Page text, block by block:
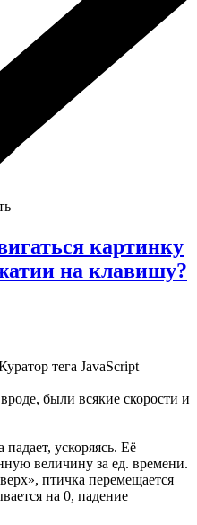
картинку
на клавишу?
тега JavaScript
были всякие скорости и
ускоряясь. Её
величину за ед. времени.
птичка перемещается
на 0, падение